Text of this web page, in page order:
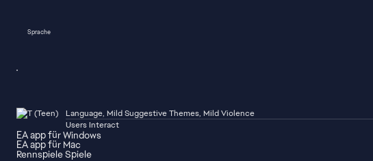
Sprache
Language, Mild Suggestive Themes, Mild Violence
Users Interact
EA app für Windows
EA app für Mac
Rennspiele Spiele